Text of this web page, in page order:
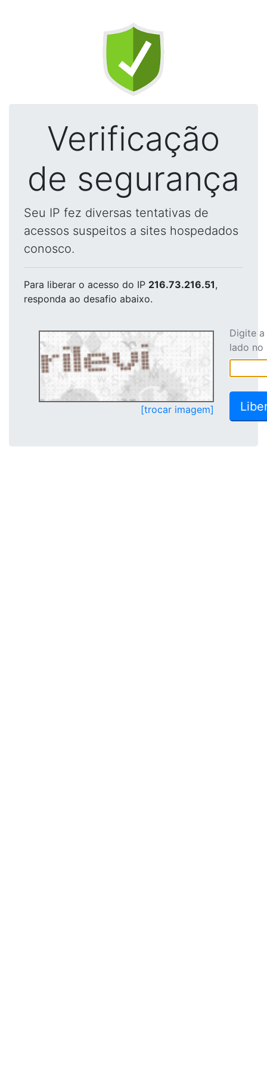
Verificação
de segurança
Seu IP fez diversas tentativas de
acessos suspeitos a sites hospedados
conosco.
Para liberar o acesso do IP 216.73.216.51,
responda ao desafio abaixo.
[trocar imagem]
Digite
lado no